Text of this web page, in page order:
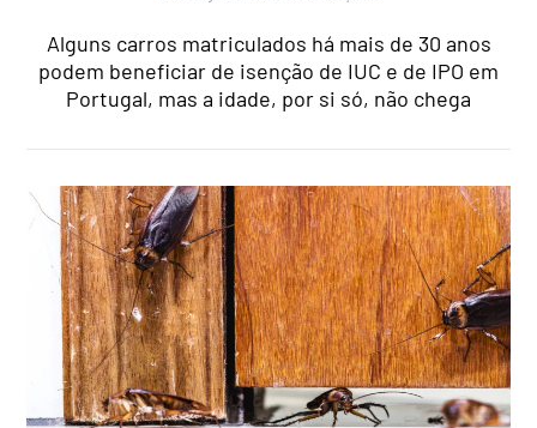
Alguns carros matriculados há mais de 30 anos
podem beneficiar de isenção de IUC e de IPO em
Portugal, mas a idade, por si só, não chega